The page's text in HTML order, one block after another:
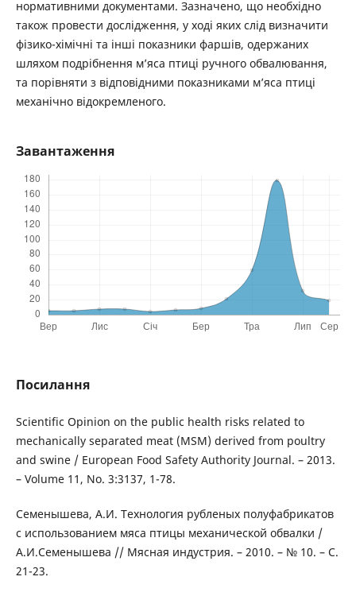
нормативними документами. Зазначено, що необхідно
також провести дослідження, у ході яких слід визначити
фізико-хімічні та інші показники фаршів, одержаних
шляхом подрібнення м’яса птиці ручного обвалювання,
та порівняти з відповідними показниками м’яса птиці
механічно відокремленого.
Завантаження
Посилання
Scientific Opinion on the public health risks related to
mechanically separated meat (MSM) derived from poultry
and swine / European Food Safety Authority Journal. – 2013.
– Volume 11, No. 3:3137, 1-78.
Семенышева, А.И. Технология рубленых полуфабрикатов
с использованием мяса птицы механической обвалки /
А.И.Семенышева // Мясная индустрия. – 2010. – № 10. – С.
21-23.